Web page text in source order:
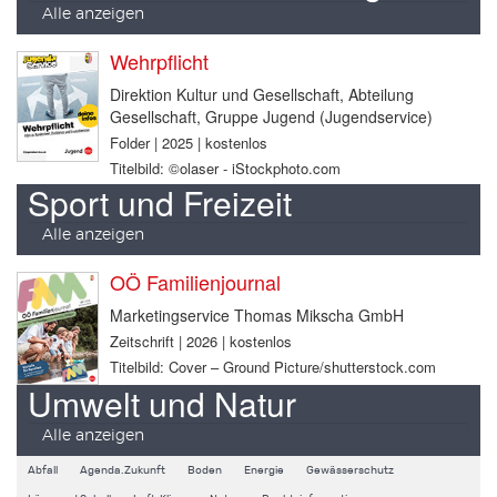
Alle anzeigen
Wehrpflicht
Direktion Kultur und Gesellschaft, Abteilung
Gesellschaft, Gruppe Jugend (Jugendservice)
Folder | 2025 | kostenlos
Titelbild: ©olaser - iStockphoto.com
Sport und Freizeit
Alle anzeigen
OÖ Familienjournal
Marketingservice Thomas Mikscha GmbH
Zeitschrift | 2026 | kostenlos
Titelbild: Cover – Ground Picture/shutterstock.com
Umwelt und Natur
Alle anzeigen
Abfall Agenda.Zukunft Boden Energie Gewässerschutz